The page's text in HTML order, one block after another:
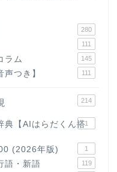
280
111
ラム 145
つき】 111
214
典【AIはらだくん搭1
(2026年版) 1
語・新語 119